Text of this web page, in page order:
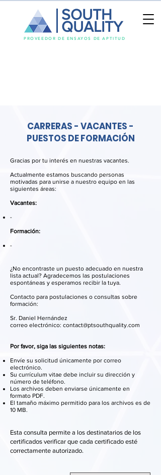
PROVEEDOR DE ENSAYOS DE APTITUD
SOUTH
QUALITY
CARRERAS - VACANTES -
PUESTOS DE FORMACIÓN
Gracias por tu interés en nuestras vacantes.
Actualmente estamos buscando personas
motivadas para unirse a nuestro equipo en las
siguientes áreas:
Vacantes:
-
Formación:
-
¿No encontraste un puesto adecuado en nuestra
lista actual? Agradecemos las postulaciones
espontáneas y esperamos recibir la tuya.
Contacto para postulaciones o consultas sobre
formación:
Sr. Daniel Hernández
correo electrónico: contact@ptsouthquality.com
Por favor, siga las siguientes notas:
Envíe su solicitud únicamente por correo
electrónico.
Su currículum vitae debe incluir su dirección y
número de teléfono.
Los archivos deben enviarse únicamente en
formato PDF.
El tamaño máximo permitido para los archivos es de
10 MB.
Esta consulta permite a los destinatarios de los
certificados verificar que cada certificado esté
correctamente autorizado.